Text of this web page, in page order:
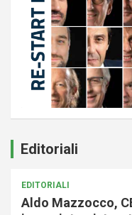
Editoriali
EDITORIALI
Aldo Mazzocco,